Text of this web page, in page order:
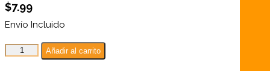
$7.99
Envío Incluido
Botellón
Añadir al carrito